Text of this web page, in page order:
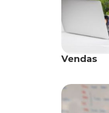
Vendas